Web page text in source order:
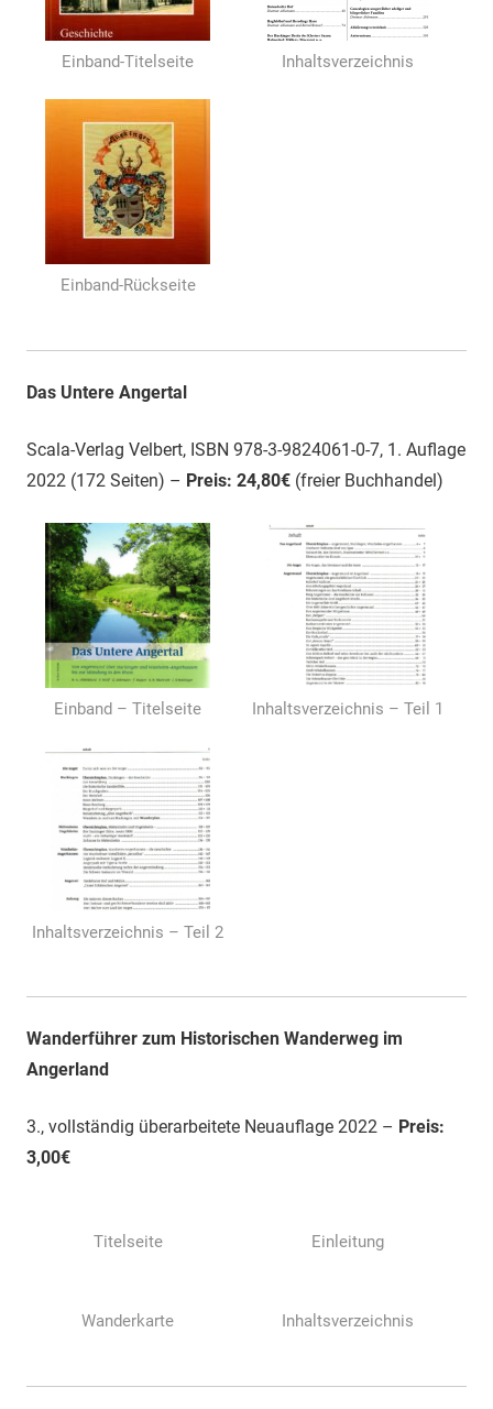
Einband-Titelseite Inhaltsverzeichnis
Einband-Rückseite
Das Untere Angertal
Scala-Verlag Velbert, ISBN 978-3-9824061-0-7, 1. Auflage
2022 (172 Seiten) – Preis: 24,80€ (freier Buchhandel)
Einband – Titelseite Inhaltsverzeichnis – Teil 1
Inhaltsverzeichnis – Teil 2
Wanderführer zum Historischen Wanderweg im
Angerland
3., vollständig überarbeitete Neuauflage 2022 – Preis:
3,00€
Titelseite Einleitung
Wanderkarte Inhaltsverzeichnis